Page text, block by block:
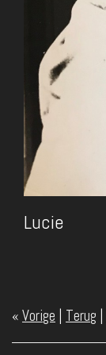
Lucie
« Vorige | Terug |